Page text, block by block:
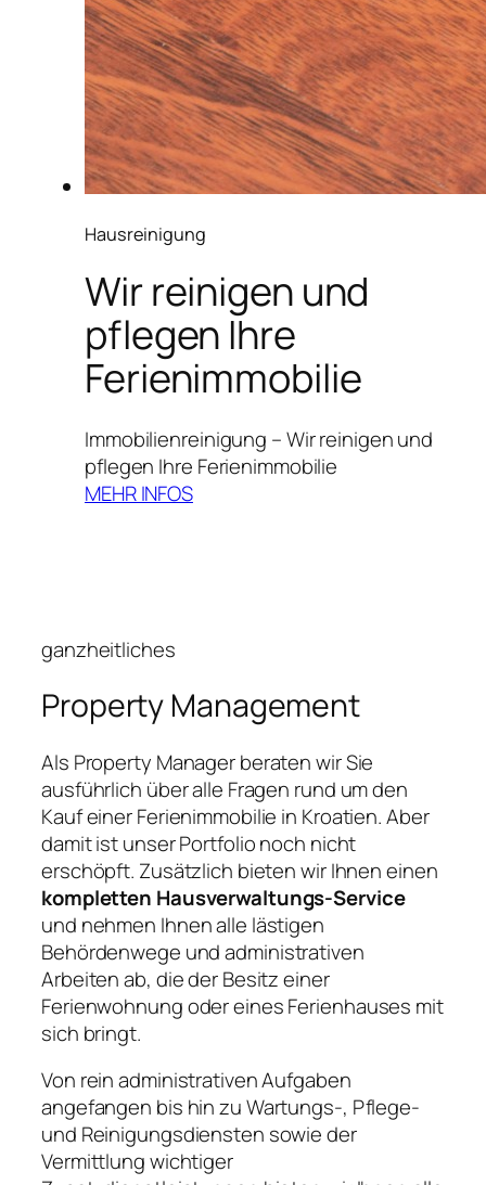
Hausreinigung
Wir reinigen und
pflegen Ihre
Ferienimmobilie
Immobilienreinigung – Wir reinigen und
pflegen Ihre Ferienimmobilie
MEHR INFOS
ganzheitliches
Property Management
Als Property Manager beraten wir Sie
ausführlich über alle Fragen rund um den
Kauf einer Ferienimmobilie in Kroatien. Aber
damit ist unser Portfolio noch nicht
erschöpft. Zusätzlich bieten wir Ihnen einen
kompletten Hausverwaltungs-Service
und nehmen Ihnen alle lästigen
Behördenwege und administrativen
Arbeiten ab, die der Besitz einer
Ferienwohnung oder eines Ferienhauses mit
sich bringt.
Von rein administrativen Aufgaben
angefangen bis hin zu Wartungs-, Pflege-
und Reinigungsdiensten sowie der
Vermittlung wichtiger